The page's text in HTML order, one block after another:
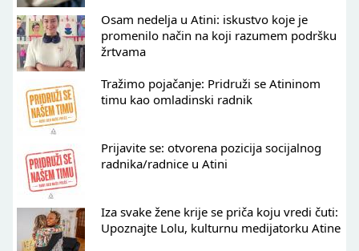
Osam nedelja u Atini: iskustvo koje je
promenilo način na koji razumem podršku
žrtvama
Tražimo pojačanje: Pridruži se Atininom
timu kao omladinski radnik
Prijavite se: otvorena pozicija socijalnog
radnika/radnice u Atini
Iza svake žene krije se priča koju vredi čuti:
Upoznajte Lolu, kulturnu medijatorku Atine